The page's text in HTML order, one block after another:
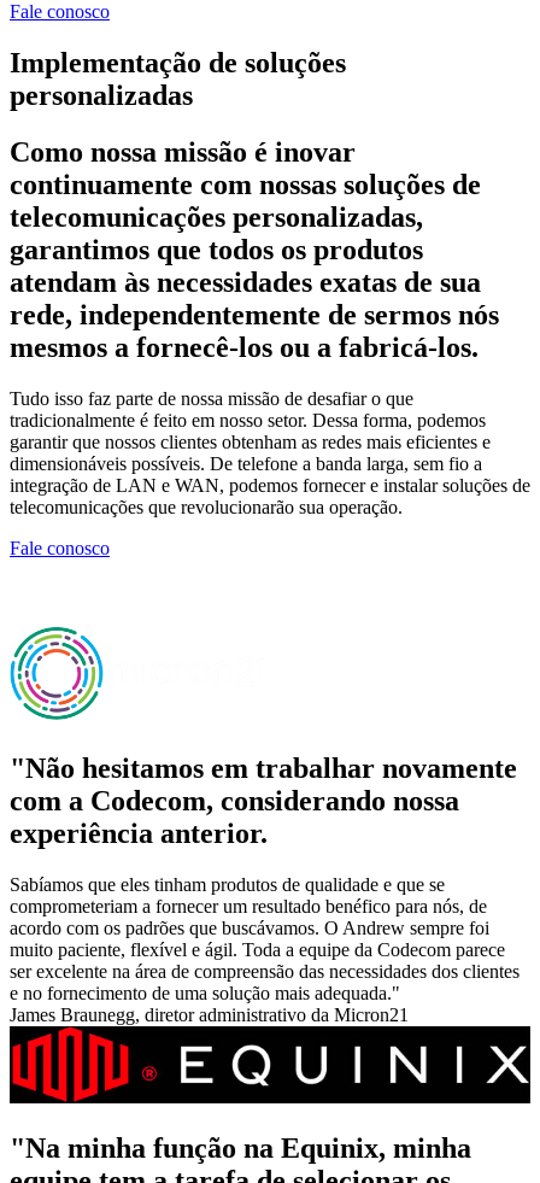
Fale conosco
Implementação de soluções
personalizadas
Como nossa missão é inovar
continuamente com nossas soluções de
telecomunicações personalizadas,
garantimos que todos os produtos
atendam às necessidades exatas de sua
rede, independentemente de sermos nós
mesmos a fornecê-los ou a fabricá-los.
Tudo isso faz parte de nossa missão de desafiar o que
tradicionalmente é feito em nosso setor. Dessa forma, podemos
garantir que nossos clientes obtenham as redes mais eficientes e
dimensionáveis possíveis. De telefone a banda larga, sem fio a
integração de LAN e WAN, podemos fornecer e instalar soluções de
telecomunicações que revolucionarão sua operação.
Fale conosco
"Não hesitamos em trabalhar novamente
com a Codecom, considerando nossa
experiência anterior.
Sabíamos que eles tinham produtos de qualidade e que se
comprometeriam a fornecer um resultado benéfico para nós, de
acordo com os padrões que buscávamos. O Andrew sempre foi
muito paciente, flexível e ágil. Toda a equipe da Codecom parece
ser excelente na área de compreensão das necessidades dos clientes
e no fornecimento de uma solução mais adequada."
James Braunegg, diretor administrativo da Micron21
"Na minha função na Equinix, minha